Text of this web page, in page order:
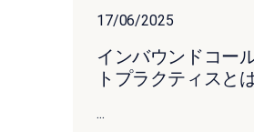
17/06/2025
インバウンドコー
トプラクティスと
...